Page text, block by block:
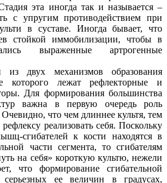
эта иногда так и называется –
с упругим противодействием при
в суставе. Иногда бывает, что
стойкой иммобилизации, чтобы в
выраженные артрогенные
из двух механизмов образования
которого лежат рефлекторные и
Для формирования большинства
важна в первую очередь роль
что чем длиннее культя, тем
реализовать себя. Поскольку
сгибателей к кости находятся в
части сегмента, то сгибателям
на себя» короткую культю, нежели
что формирование сгибательной
ее величин в градусах,